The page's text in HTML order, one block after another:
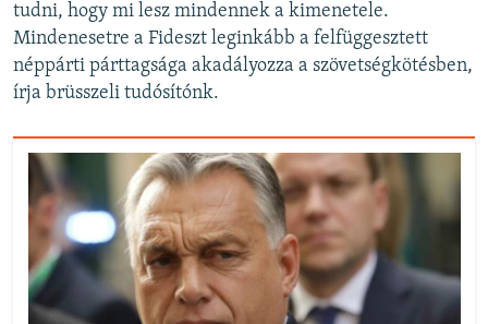
tudni, hogy mi lesz mindennek a kimenetele.
Mindenesetre a Fideszt leginkább a felfüggesztett
néppárti párttagsága akadályozza a szövetségkötésben,
írja brüsszeli tudósítónk.